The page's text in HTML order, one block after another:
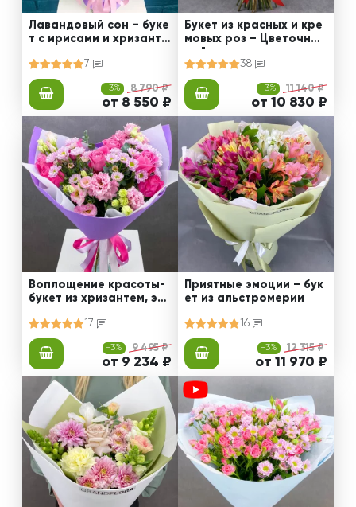
Лавандовый сон – буке
т с ирисами и хризанте
7
-3% 8 790 ₽
от 8 550 ₽
Букет из красных и кре
мовых роз – Цветочный
38
-3% 11 140 ₽
от 10 830 ₽
Воплощение красоты-
букет из хризантем, эус
17
-3% 9 495 ₽
от 9 234 ₽
Приятные эмоции – бук
ет из альстромерии
16
-3% 12 315 ₽
от 11 970 ₽